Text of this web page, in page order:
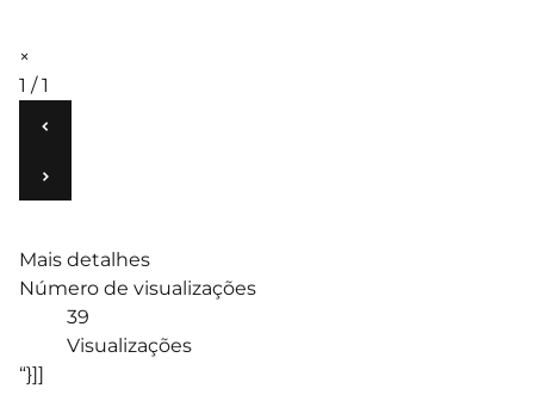
×
1 / 1
‹
›
Mais detalhes
Número de visualizações
39
Visualizações
“}]]